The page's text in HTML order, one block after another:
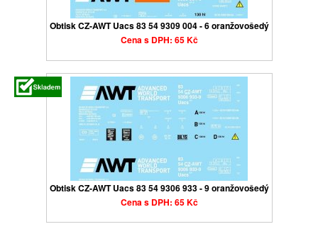
Obtisk CZ-AWT Uacs 83 54 9309 004 - 6 oranžovošedý
Cena s DPH: 65 Kč
Obtisk CZ-AWT Uacs 83 54 9306 933 - 9 oranžovošedý
Cena s DPH: 65 Kč